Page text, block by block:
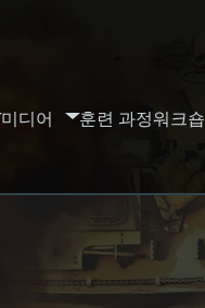
미디어 훈련 과정워크숍